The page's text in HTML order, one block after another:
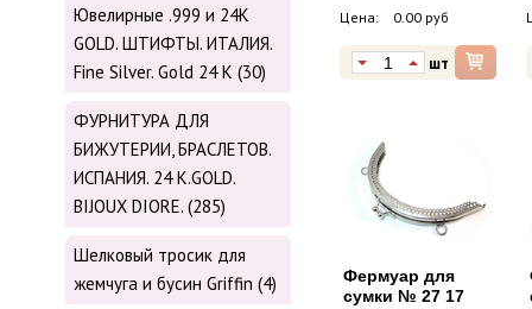
Ювелирные .999 и 24К
GOLD. ШТИФТЫ. ИТАЛИЯ.
Fine Silver. Gold 24 K (30)
ФУРНИТУРА ДЛЯ
БИЖУТЕРИИ, БРАСЛЕТОВ.
ИСПАНИЯ. 24 K.GOLD.
BIJOUX DIORE. (285)
Шелковый тросик для
жемчуга и бусин Griffin (4)
Цена: 0.00 руб
шт
Фермуар для
сумки № 27 17